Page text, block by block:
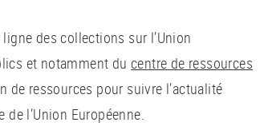
des collections sur l’Union
et notamment ducentre de ressources
de ressources pour suivre l’actualité
l’Union Européenne.